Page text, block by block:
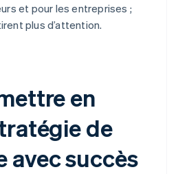
et pour les entreprises ;
plus d’attention.
en
de
avec succès